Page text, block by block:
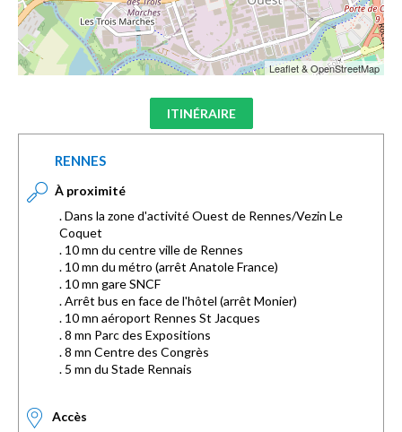
Leaflet & OpenStreetMap
ITINÉRAIRE
RENNES
À proximité
. Dans la zone d'activité Ouest de Rennes/Vezin Le
Coquet
. 10 mn du centre ville de Rennes
. 10 mn du métro (arrêt Anatole France)
. 10 mn gare SNCF
. Arrêt bus en face de l'hôtel (arrêt Monier)
. 10 mn aéroport Rennes St Jacques
. 8 mn Parc des Expositions
. 8 mn Centre des Congrès
. 5 mn du Stade Rennais
Accès